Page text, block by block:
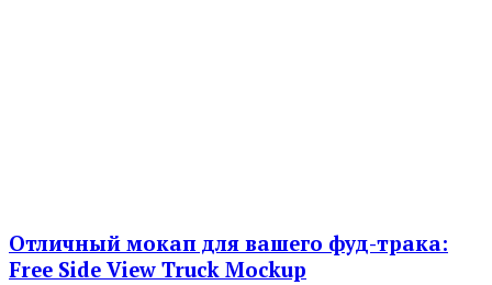
Отличный мокап для вашего фуд-трака:
Free Side View Truck Mockup